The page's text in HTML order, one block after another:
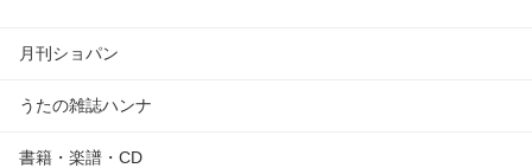
月刊ショパン
うたの雑誌ハンナ
書籍・楽譜・CD